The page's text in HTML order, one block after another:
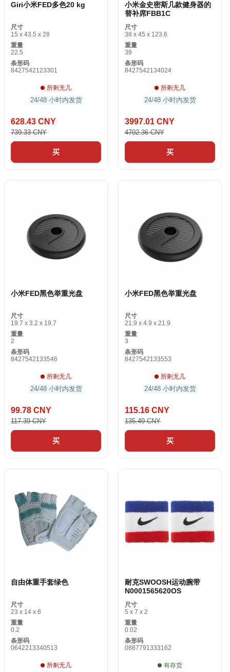
Giri小米FED多色20 kg
尺寸
15 x 43.5 x 28
重量
22.5
条形码
8427542123301
所剩无几
24/48 小时内发货
628.43 CNY
739.33 CNY
买
小米金史密斯几款健身器的
替补席FBB1C
尺寸
38 x 45 x 123.6
重量
39
条形码
8427542134024
所剩无几
24/48 小时内发货
3997.01 CNY
4702.36 CNY
买
小米FED黑色举重光盘
尺寸
19.7 x 3.2 x 19.7
重量
2
条形码
8427542133546
所剩无几
24/48 小时内发货
99.78 CNY
117.39 CNY
买
小米FED黑色举重光盘
尺寸
21.9 x 4.9 x 21.9
重量
3
条形码
8427542133553
所剩无几
24/48 小时内发货
115.16 CNY
135.49 CNY
买
自由体重手套绿色
尺寸
23 x 14 x 6
重量
0.2
条形码
0642213340513
所剩无几
耐克SWOOSH运动腕带
N0001565620OS
尺寸
5 x 7 x 2
重量
0.02
条形码
0887791333162
有存货